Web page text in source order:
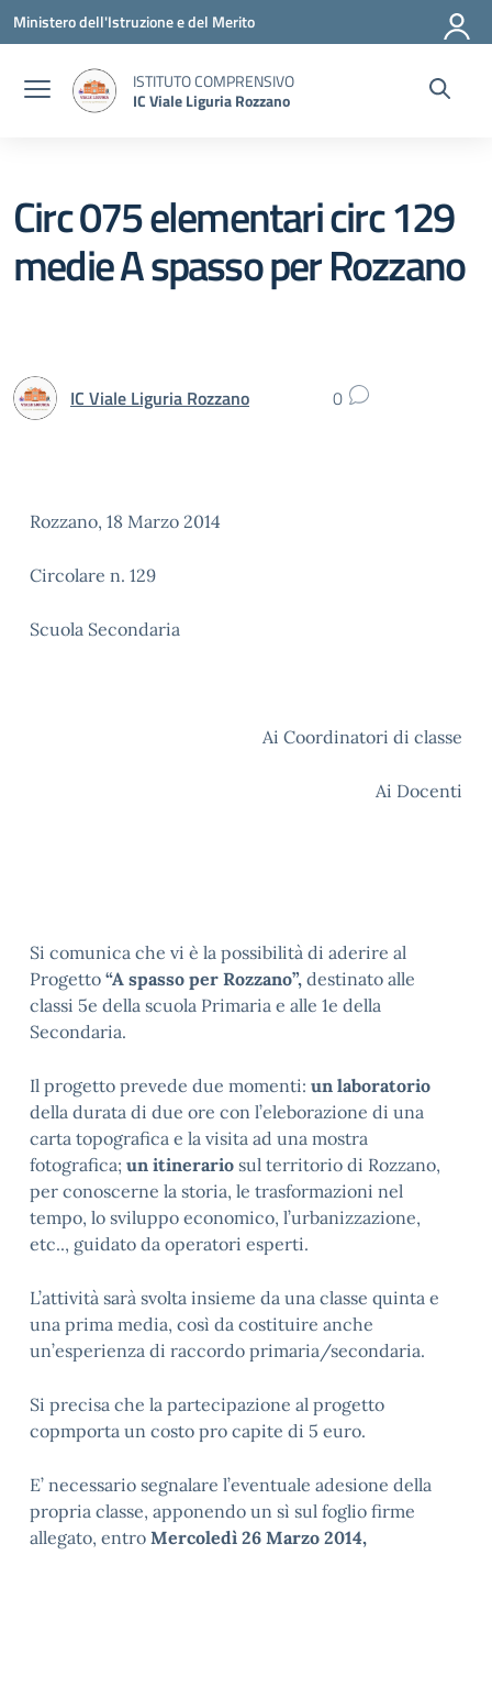
Vai ai contenuti
Vai al menu di navigazione
Vai al footer
Ministero dell'Istruzione e del Merito
ISTITUTO COMPRENSIVO
IC Viale Liguria Rozzano
Circ 075 elementari circ 129
medie A spasso per Rozzano
IC Viale Liguria Rozzano 0
Rozzano, 18 Marzo 2014
Circolare n. 129
Scuola Secondaria
Ai Coordinatori di classe
Ai Docenti
Si comunica che vi è la possibilità di aderire al
Progetto “A spasso per Rozzano”, destinato alle
classi 5e della scuola Primaria e alle 1e della
Secondaria.
Il progetto prevede due momenti: un laboratorio
della durata di due ore con l’eleborazione di una
carta topografica e la visita ad una mostra
fotografica; un itinerario sul territorio di Rozzano,
per conoscerne la storia, le trasformazioni nel
tempo, lo sviluppo economico, l’urbanizzazione,
etc.., guidato da operatori esperti.
L’attività sarà svolta insieme da una classe quinta e
una prima media, così da costituire anche
un’esperienza di raccordo primaria/secondaria.
Si precisa che la partecipazione al progetto
copmporta un costo pro capite di 5 euro.
E’ necessario segnalare l’eventuale adesione della
propria classe, apponendo un sì sul foglio firme
allegato, entro Mercoledì 26 Marzo 2014,